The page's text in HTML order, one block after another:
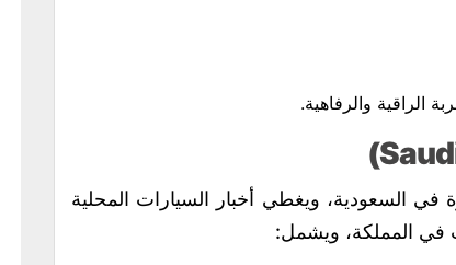
الراقية والرفاهية.
السعودية، ويغطي أخبار السيارات المحلية
في المملكة، ويشمل: